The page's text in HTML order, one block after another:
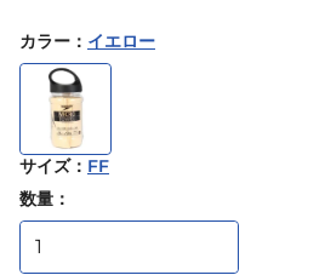
カラー ： イエロー
サイズ： FF
数量：